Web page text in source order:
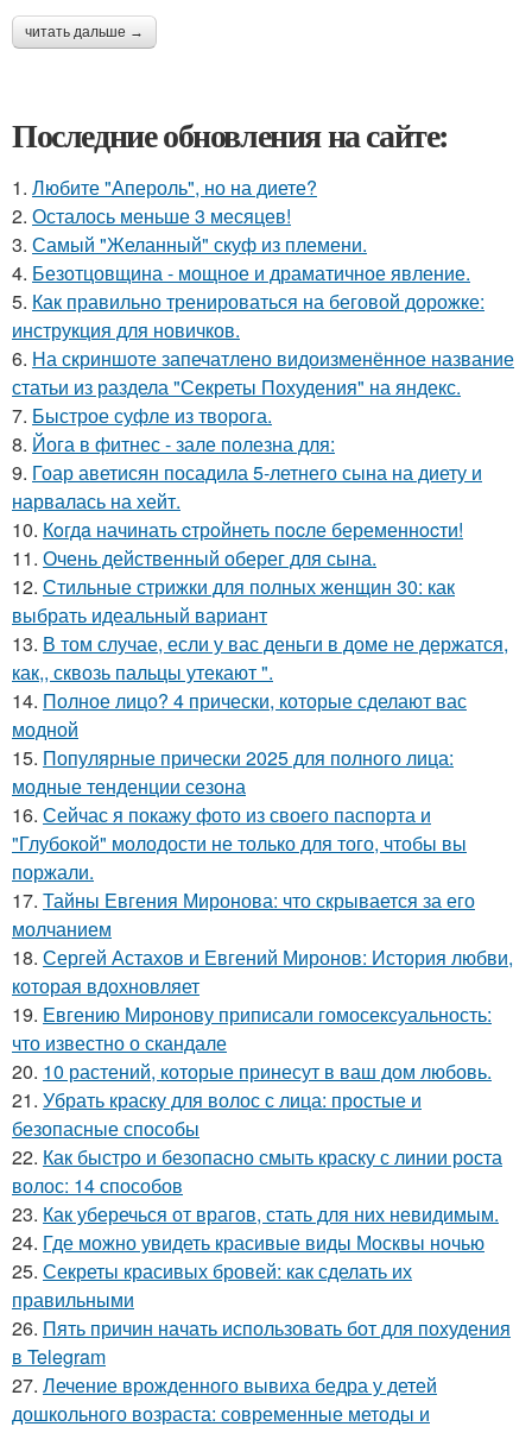
читать дальше →
Последние обновления на сайте:
1. Любите "Апероль", но на диете?
2. Осталось меньше 3 месяцев!
3. Самый "Желанный" скуф из племени.
4. Безотцовщина - мощное и драматичное явление.
5. Как правильно тренироваться на беговой дорожке:
инструкция для новичков.
6. На скриншоте запечатлено видоизменённое название
статьи из раздела "Секреты Похудения" на яндекс.
7. Быстрое суфле из творога.
8. Йога в фитнес - зале полезна для:
9. Гоар аветисян посадила 5-летнего сына на диету и
нарвалась на хейт.
10. Кoгдa начинать cтрoйнеть пocле беременнocти!
11. Очень действенный оберег для сына.
12. Стильные стрижки для полных женщин 30: как
выбрать идеальный вариант
13. В том случае, если у вас деньги в доме не держатся,
как,, сквозь пальцы утекают ".
14. Полное лицо? 4 прически, которые сделают вас
модной
15. Популярные прически 2025 для полного лица:
модные тенденции сезона
16. Сейчас я покажу фото из своего паспорта и
"Глубокой" молодости не только для того, чтобы вы
поржали.
17. Тайны Евгения Миронова: что скрывается за его
молчанием
18. Сергей Астахов и Евгений Миронов: История любви,
которая вдохновляет
19. Евгению Миронову приписали гомосексуальность:
что известно о скандале
20. 10 растений, которые принесут в ваш дом любовь.
21. Убрать краску для волос с лица: простые и
безопасные способы
22. Как быстро и безопасно смыть краску с линии роста
волос: 14 способов
23. Как уберечься от врагов, стать для них невидимым.
24. Где можно увидеть красивые виды Москвы ночью
25. Секреты красивых бровей: как сделать их
правильными
26. Пять причин начать использовать бот для похудения
в Telegram
27. Лечение врожденного вывиха бедра у детей
дошкольного возраста: современные методы и